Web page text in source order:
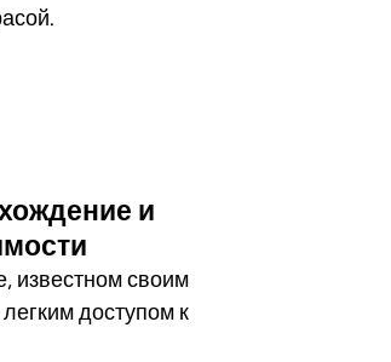
и
известном своим
доступом к